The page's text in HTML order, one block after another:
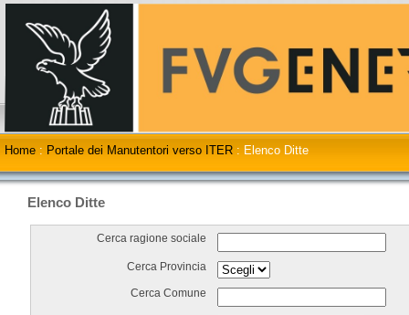
Home : Portale dei Manutentori verso ITER : Elenco Ditte
Elenco Ditte
Cerca ragione sociale
Cerca Provincia
Cerca Comune